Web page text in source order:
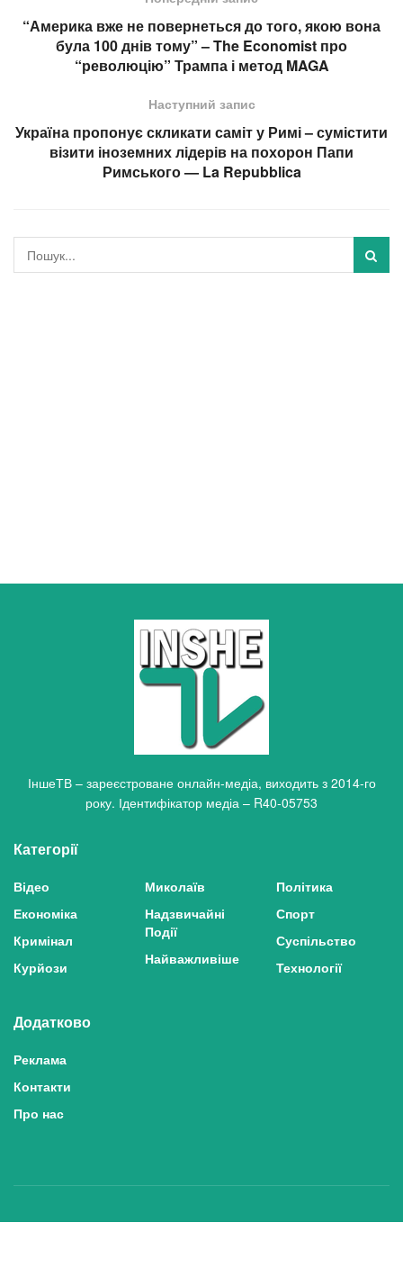
“Америка вже не повернеться до того, якою вона
була 100 днів тому” – The Economist про
“революцію” Трампа і метод MAGA
Наступний запис
Україна пропонує скликати саміт у Римі – сумістити
візити іноземних лідерів на похорон Папи
Римського — La Repubblica
ІншеТВ – зареєстроване онлайн-медіа, виходить з 2014-го
року. Ідентифікатор медіа – R40-05753
Категорії
Відео
Економіка
Кримінал
Курйози
Миколаїв
Надзвичайні
Події
Найважливіше
Політика
Спорт
Суспільство
Технології
Додатково
Реклама
Контакти
Про нас
Політика конфіденційності та захисту персональних даних